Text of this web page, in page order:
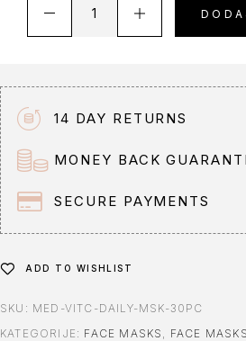
r
n
a
t
i
v
:
14 DAY RETURNS
MONEY BACK
SECURE PAYMENTS
ADD TO WISHLIST
SKU: MED-VITC-DAILY-MSK-30PC
KATEGORIJE: FACE MASKS FACE MASKS